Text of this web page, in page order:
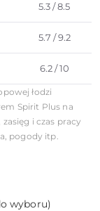
5.3 / 8.5
5.7 / 9.2
6.2 / 10
łodzi
Spirit Plus na
i czas pracy
pogody itp.
wyboru)